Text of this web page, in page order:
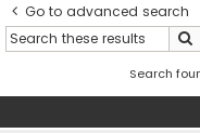
Go to advanced search
Search